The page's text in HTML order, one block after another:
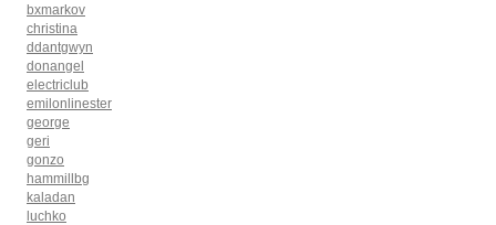
bxmarkov
christina
ddantgwyn
donangel
electriclub
emilonlinester
george
geri
gonzo
hammillbg
kaladan
luchko